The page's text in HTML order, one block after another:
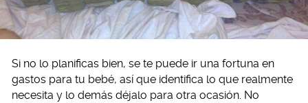
Si no lo planificas bien, se te puede ir una fortuna en
gastos para tu bebé, así que identifica lo que realmente
necesita y lo demás déjalo para otra ocasión. No